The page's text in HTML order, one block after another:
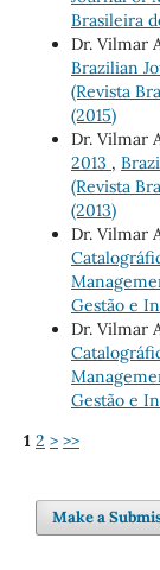
Brasileira
Dr. Vilmar
Brazilian
(Revista
(2015)
Dr. Vilmar
2013 ,
(Revista
(2013)
Dr. Vilmar
Gestão e
Dr. Vilmar
Gestão e
1 2 > >>
Make a